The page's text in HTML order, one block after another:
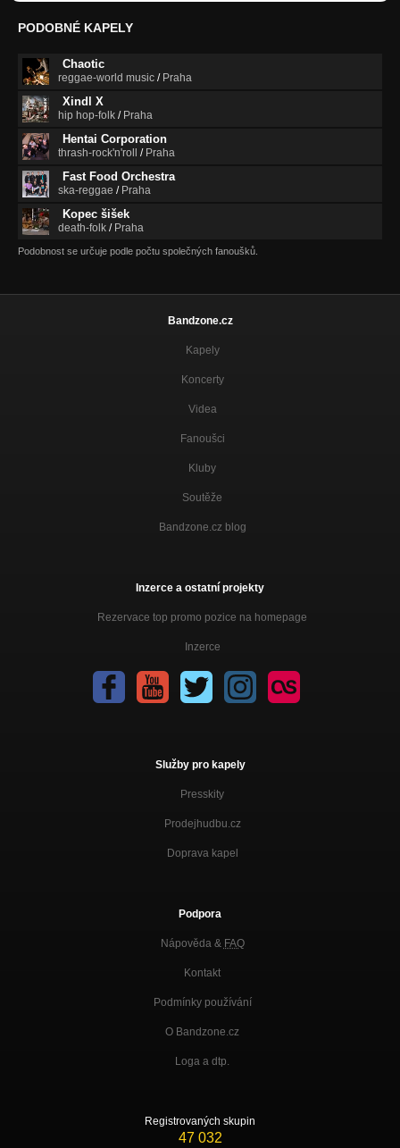
PODOBNÉ KAPELY
Chaotic
reggae-world music / Praha
Xindl X
hip hop-folk / Praha
Hentai Corporation
thrash-rock'n'roll / Praha
Fast Food Orchestra
ska-reggae / Praha
Kopec šišek
death-folk / Praha
Podobnost se určuje podle počtu společných fanoušků.
Bandzone.cz
Kapely
Koncerty
Videa
Fanoušci
Kluby
Soutěže
Bandzone.cz blog
Inzerce a ostatní projekty
Rezervace top promo pozice na homepage
Inzerce
Služby pro kapely
Presskity
Prodejhudbu.cz
Doprava kapel
Podpora
Nápověda & FAQ
Kontakt
Podmínky používání
O Bandzone.cz
Loga a dtp.
Registrovaných skupin
47 032